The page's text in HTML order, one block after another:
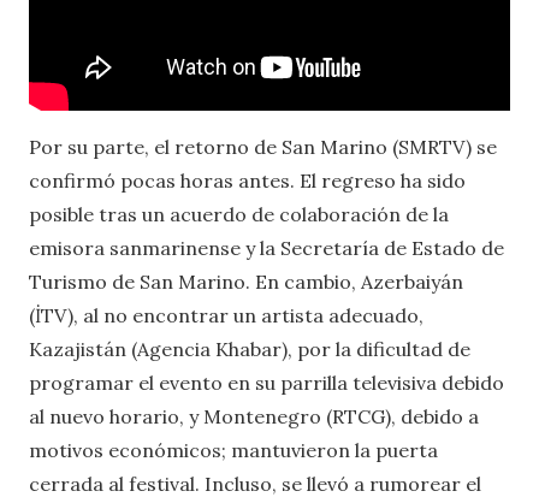
Por su parte, el retorno de San Marino (SMRTV) se
confirmó pocas horas antes. El regreso ha sido
posible tras un acuerdo de colaboración de la
emisora sanmarinense y la Secretaría de Estado de
Turismo de San Marino. En cambio, Azerbaiyán
(İTV), al no encontrar un artista adecuado,
Kazajistán (Agencia Khabar), por la dificultad de
programar el evento en su parrilla televisiva debido
al nuevo horario, y Montenegro (RTCG), debido a
motivos económicos; mantuvieron la puerta
cerrada al festival. Incluso, se llevó a rumorear el